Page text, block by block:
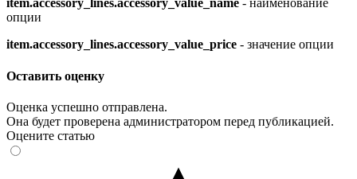
item.accessory_lines.accessory_value_name - наименование
опции
item.accessory_lines.accessory_value_price - значение опции
Оставить оценку
Оценка успешно отправлена.
Она будет проверена администратором перед публикацией.
Оцените статью